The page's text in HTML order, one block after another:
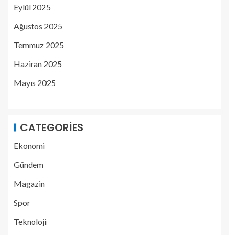
Eylül 2025
Ağustos 2025
Temmuz 2025
Haziran 2025
Mayıs 2025
CATEGORIES
Ekonomi
Gündem
Magazin
Spor
Teknoloji